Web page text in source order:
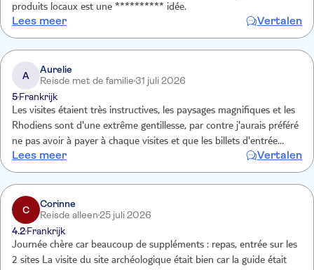
produits locaux est une ********** idée.
Lees meer Vertalen
A
Aurelie
Reisde met de familie31 juli 2026
5Frankrijk
Les visites étaient très instructives, les paysages magnifiques et les
Rhodiens sont d'une extrême gentillesse, par contre j'aurais préféré
ne pas avoir à payer à chaque visites et que les billets d'entrée
soient compris dans le prix de l'excursion.
Lees meer Vertalen
C
Corinne
Reisde alleen25 juli 2026
4.2Frankrijk
Journée chère car beaucoup de suppléments : repas, entrée sur les
2 sites La visite du site archéologique était bien car la guide était